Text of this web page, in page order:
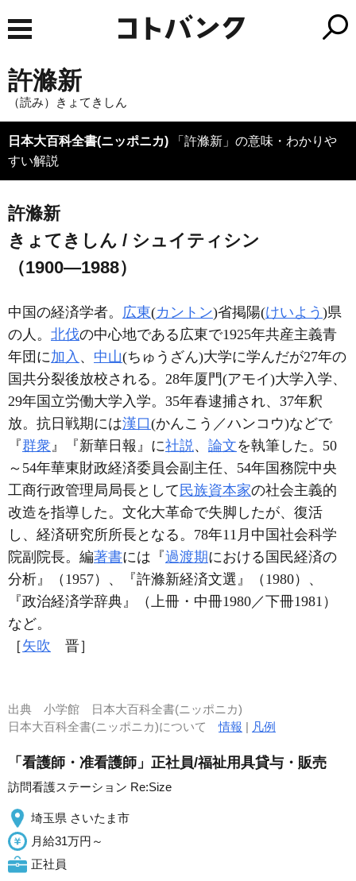
許滌新
（読み）きょてきしん
日本大百科全書(ニッポニカ) 「許滌新」の意味・わかりや
すい解説
許滌新
きょてきしん / シュイティシン
（1900―1988）
中国の経済学者。 広東(カントン)省掲陽(けいよう )県
の人。 北伐の中心地である広東で1925年共産主義青
年団に加入 、 中山(ちゅうざん)大学に学んだが27年の
国共分裂後放校される。28年厦門(アモイ)大学入学、
29年国立労働大学入学。35年春逮捕され、37年釈
放。抗日戦期には漢口(かんこう／ハンコウ)などで
『群衆』『新華日報』に社説、 論文を執筆した。50
～54年華東財政経済委員会副主任、54年国務院中央
工商行政管理局局長として 民族資本家の社会主義的
改造を指導した。文化大革命で失脚したが、復活
し、経済研究所所長となる。78年11月中国社会科学
院副院長。編著書には『過渡期における国民経済の
分析』（1957）、『許滌新経済文選』（1980）、
『政治経済学辞典』（上冊・中冊1980／下冊1981）
など。
［矢吹 晋］
出典 小学館 日本大百科全書(ニッポニカ)
日本大百科全書(ニッポニカ)について情報 | 凡例
「看護師・准看護師」正社員/福祉用具貸与・販売
訪問看護ステーション Re:Size
埼玉県 さいたま市
月給31万円～
正社員